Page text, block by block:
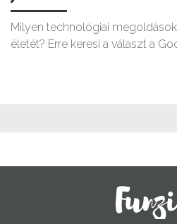
Milyen technológiai
életét? Erre keresi a választ a